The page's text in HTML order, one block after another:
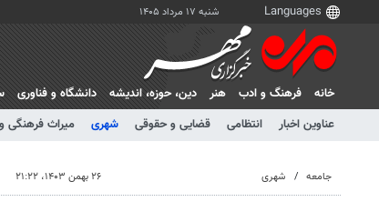
شنبه ۱۷ مرداد ۱۴۰۵
خانه فرهنگ و ادب هنر دين، حوزه، انديشه دانشگاه و فناوری
عناوین اخبار
انتظامی قضایی و حقوقی شهری میراث فرهنگی
جامعه شهری ۲۶ بهمن ۱۴۰۳، ۲۱:۲۲